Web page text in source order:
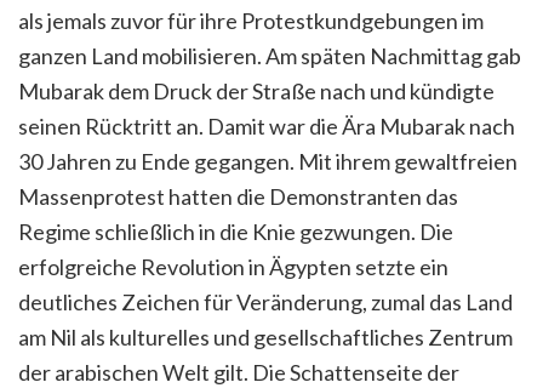
als jemals zuvor für ihre Protestkundgebungen im
ganzen Land mobilisieren. Am späten Nachmittag gab
Mubarak dem Druck der Straße nach und kündigte
seinen Rücktritt an. Damit war die Ära Mubarak nach
30 Jahren zu Ende gegangen. Mit ihrem gewaltfreien
Massenprotest hatten die Demonstranten das
Regime schließlich in die Knie gezwungen. Die
erfolgreiche Revolution in Ägypten setzte ein
deutliches Zeichen für Veränderung, zumal das Land
am Nil als kulturelles und gesellschaftliches Zentrum
der arabischen Welt gilt. Die Schattenseite der